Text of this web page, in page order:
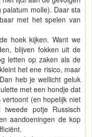
molle). Daar sta
met het spelen van
hoek kijken. Want we
blijven fokken uit de
letten op zaken als de
het ene risico, maar
heb je wellicht geluk
met een hondje dat
(en hopelijk niet
potje Russisch
aandoeningen de kop